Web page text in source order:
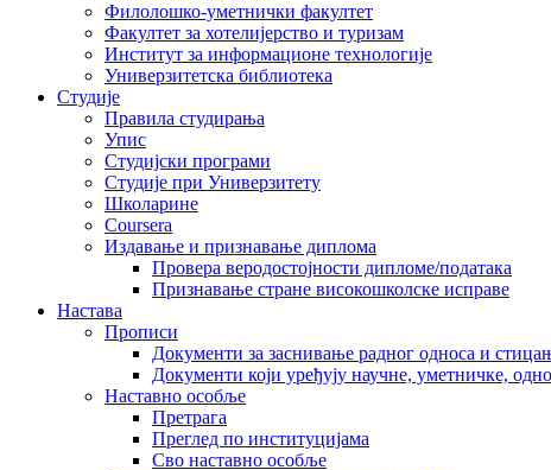
Филолошко-уметнички факултет
Факултет за хотелијерство и туризам
Институт за информационе технологије
Универзитетска библиотека
Студије
Правила студирања
Упис
Студијски програми
Студије при Универзитету
Школарине
Coursera
Издавање и признавање диплома
Провера веродостојности дипломе/података
Признавање стране високошколске исправе
Настава
Прописи
Документи за заснивање радног односа и
Документи који уређују научне, уметничке,
Наставно особље
Претрага
Преглед по институцијама
Сво наставно особље